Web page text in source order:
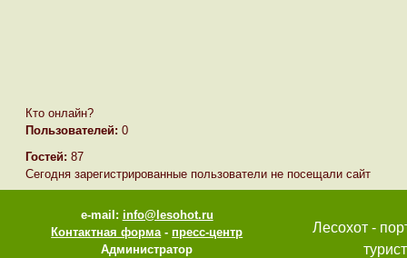
Кто онлайн?
Пользователей: 0
Гостей: 87
Сегодня зарегистрированные пользователи не посещали сайт
e-mail: info@lesohot.ru
Контактная форма-пресс-центр
Администратор
Лесохот -